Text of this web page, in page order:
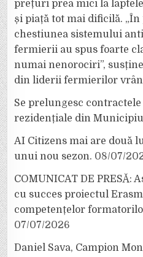
prețuri prea mici la
și piață tot mai dificilă.
chestiunea sistemului
fermierii au spus foarte
numai nenorociri”,
din liderii fermierilor
Se prelungesc
rezidențiale din
AI Citizens mai are două
unui nou sezon. 08/07/
COMUNICAT DE PRESĂ:
cu succes proiectul
competențelor
07/07/2026
Daniel Sava, Campion